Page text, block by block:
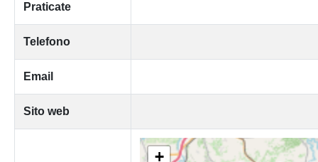
Praticate
Telefono
Email
Sito web
+